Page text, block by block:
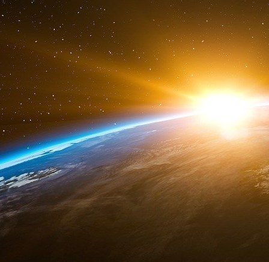
Le mensonge :
les vaccins ont permis de mettre un
l’humanité ! La vérité :
Aux 13e et 14e siècle, l’Europe fut dévastée
des centaines de milliers d’individus. Ces
qui a inventé le vaccin contre la peste ?
Le mensonge :
la variole a été éliminée de la surface de la
La vérité :
c’est l’OMS elle-même, pourtant
en 1980, lança un appel à tous ses
et détruire les souches virales encore
campagnes de vaccination s’étaient toutes
soit le pays où eut lieu cette campagne ! Le
Les vaccins sont inoffensifs et les accidents